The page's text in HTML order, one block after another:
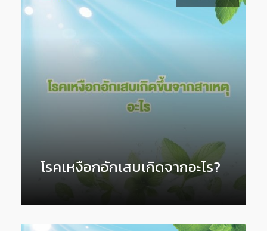
โรคเหงือกอักเสบเกิดจากอะไร?